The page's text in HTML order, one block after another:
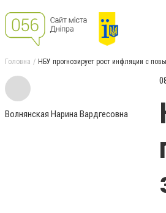
Головна НБУ прогнозирует рост инфляции с
Волнянская Нарина Вардгесовна